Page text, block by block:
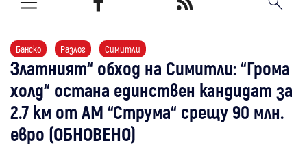
Банско Разлог Симитли
Златният“ обход на Симитли: “Грома
холд“ остана единствен кандидат за
2.7 км от АМ “Струма“ срещу 90 млн.
евро (ОБНОВЕНО)